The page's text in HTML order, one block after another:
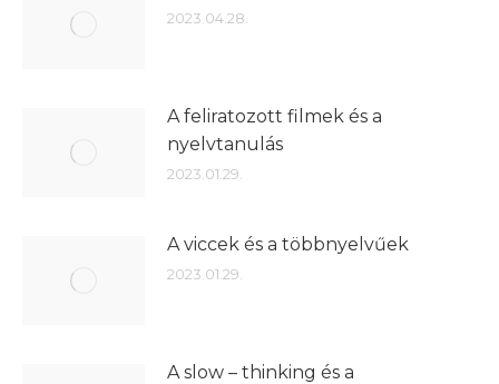
2023.04.28.
A feliratozott filmek és a
nyelvtanulás
2023.01.29.
A viccek és a többnyelvűek
2023.01.29.
A slow – thinking és a